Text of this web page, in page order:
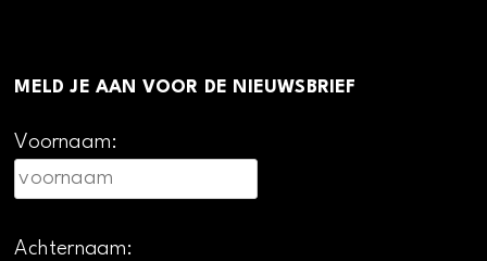
MELD JE AAN VOOR DE NIEUWSBRIEF
Voornaam:
Achternaam: